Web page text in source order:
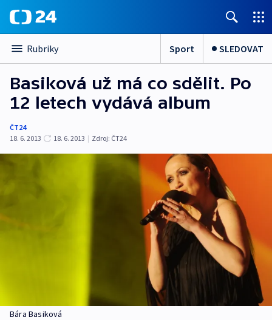
Rubriky Sport SLEDOVAT
Basiková už má co sdělit. Po
12 letech vydává album
ČT24
18. 6. 2013
18. 6. 2013 | Zdroj: ČT24
Bára Basiková